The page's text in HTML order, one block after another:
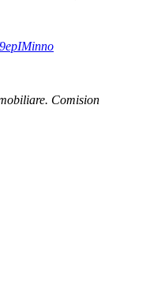
Comision